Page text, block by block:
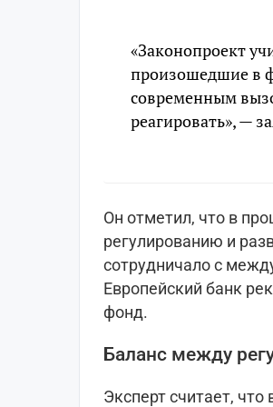
«Законопроект
произошедшие в
современным
реагировать», —
Он отметил, что в
регулированию и
сотрудничало с
Европейский банк
фонд.
Баланс между
Эксперт считает,